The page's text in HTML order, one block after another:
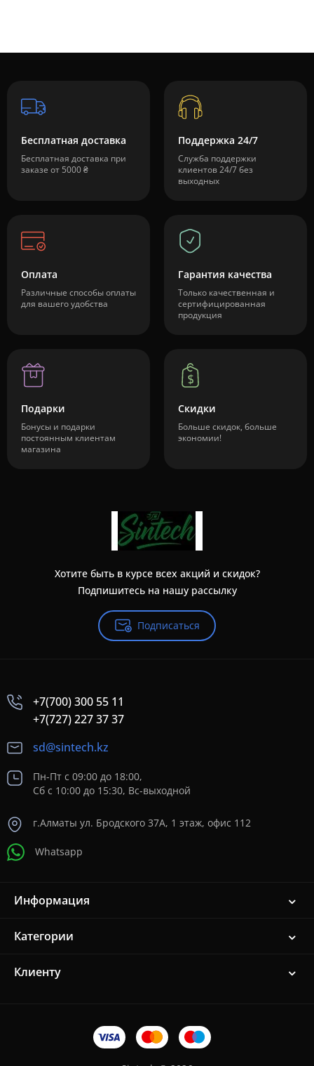
Бесплатная доставка
Бесплатная доставка при
заказе от 5000 ₴
Поддержка 24/7
Служба поддержки
клиентов 24/7 без
выходных
Оплата
Различные способы оплаты
для вашего удобства
Гарантия качества
Только качественная и
сертифицированная
продукция
Подарки
Бонусы и подарки
постоянным клиентам
магазина
Скидки
Больше скидок, больше
экономии!
Хотите быть в курсе всех акций и скидок?
Подпишитесь на нашу рассылку
Подписаться
+7(700) 300 55 11
+7(727) 227 37 37
sd@sintech.kz
Пн-Пт с 09:00 до 18:00,
Сб с 10:00 до 15:30, Вс-выходной
г.Алматы ул. Бродского 37A, 1 этаж, офис 112
Whatsapp
Информация
Категории
Клиенту